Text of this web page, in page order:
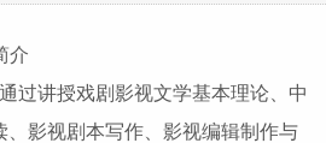
介
过讲授戏剧影视文学基本理论、中
、影视剧本写作、影视编辑制作与